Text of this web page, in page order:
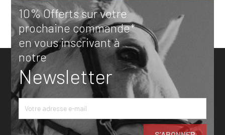
10% Offerts sur votre
prochaine commande*
en vous inscrivant à
notre
Newsletter